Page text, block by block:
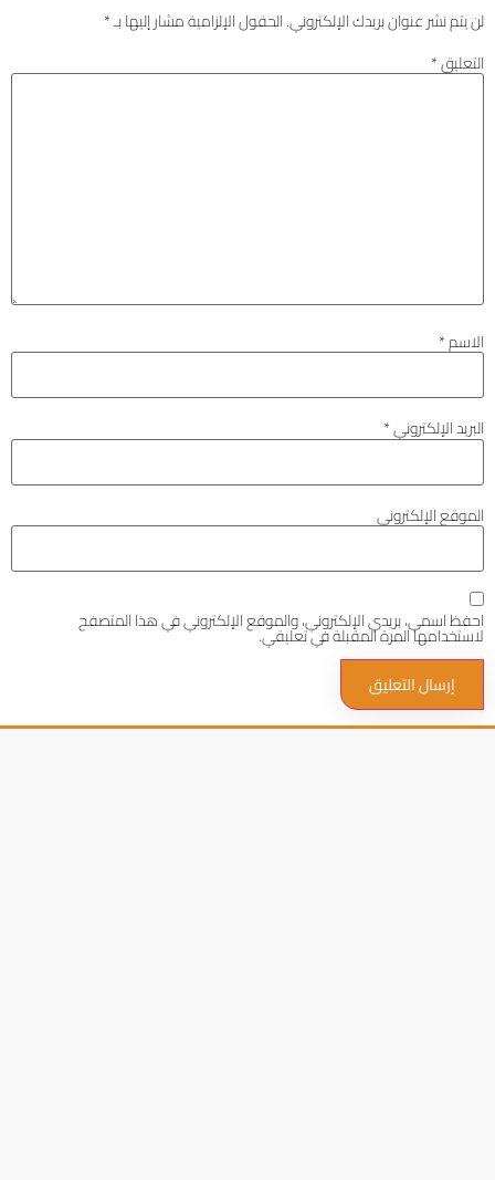
لن يتم نشر عنوان بريدك الإلكتروني.الحقول الإلزامية مشار إليها بـ*
التعليق*
الاسم*
البريد الإلكتروني*
الموقع الإلكتروني
احفظ اسمي، بريدي الإلكتروني، والموقع الإلكتروني في هذا المتصفح
لاستخدامها المرة المقبلة في تعليقي.